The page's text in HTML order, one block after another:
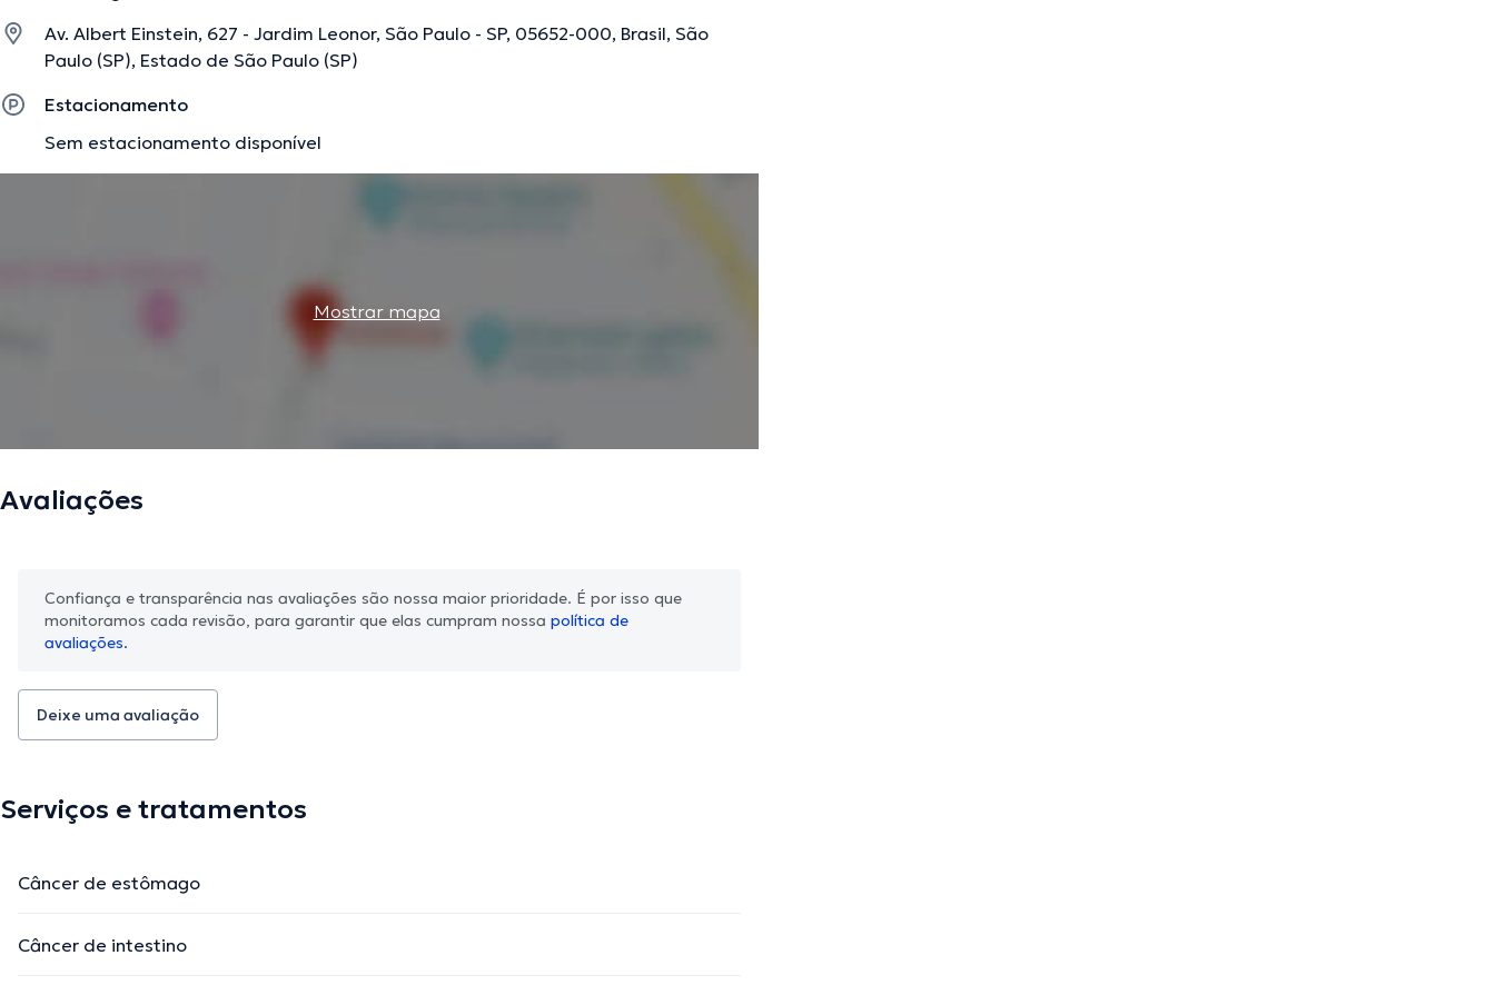
A descrição foi editada pela equipe do doctoranytime, baseada em informações verificadas.
Av. Albert Einstein, 627 - Jardim Leonor, São Paulo - SP, 05652-000, Brasil, São
Paulo (SP), Estado de São Paulo (SP)
Estacionamento
Sem estacionamento disponível
Mostrar mapa
Avaliações
Confiança e transparência nas avaliações são nossa maior prioridade. É por isso que
monitoramos cada revisão, para garantir que elas cumpram nossa política de
avaliações.
Deixe uma avaliação
Serviços e tratamentos
Câncer de estômago
Câncer de intestino